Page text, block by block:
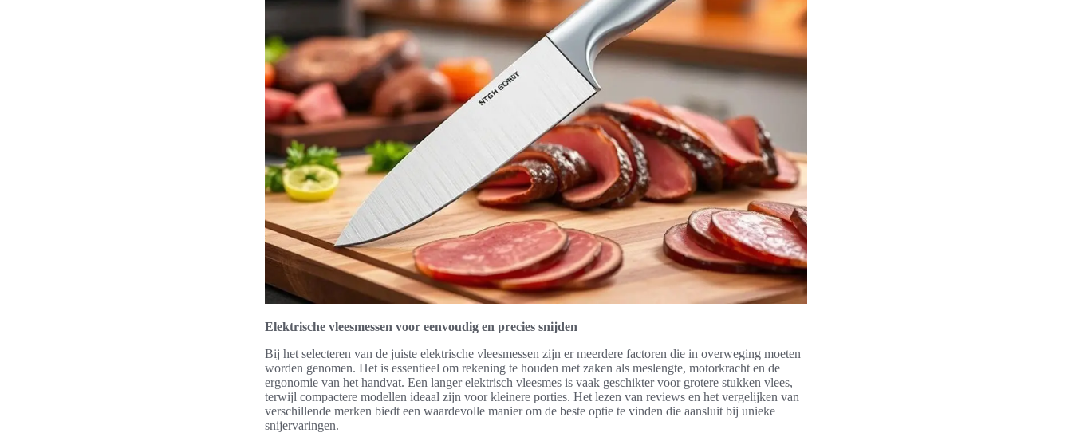
Elektrische vleesmessen voor eenvoudig en precies snijden
Bij het selecteren van de juiste elektrische vleesmessen zijn er meerdere factoren die in overweging moeten
worden genomen. Het is essentieel om rekening te houden met zaken als meslengte, motorkracht en de
ergonomie van het handvat. Een langer elektrisch vleesmes is vaak geschikter voor grotere stukken vlees,
terwijl compactere modellen ideaal zijn voor kleinere porties. Het lezen van reviews en het vergelijken van
verschillende merken biedt een waardevolle manier om de beste optie te vinden die aansluit bij unieke
snijervaringen.